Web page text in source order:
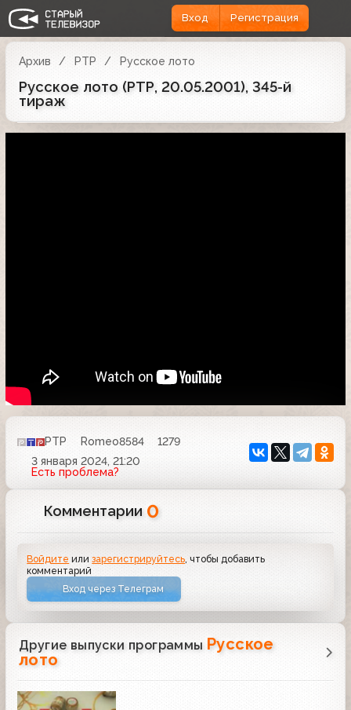
Вход Регистрация
Архив РТР Русское лото
Русское лото (РТР, 20.05.2001), 345-й
тираж
РТР Romeo8584
1279
3 января 2024, 21:20
Есть проблема?
Комментарии 0
Войдите илизарегистрируйтесь , чтобы добавить
комментарий
Вход через Телеграм
Другие выпуски программы Русское
лото